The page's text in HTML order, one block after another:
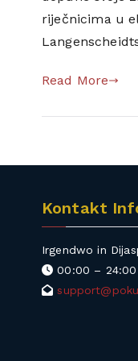
e
d
o
n
k
,
riječnicima u
Read More
Kontakt
Irgendwo in
00:00 –